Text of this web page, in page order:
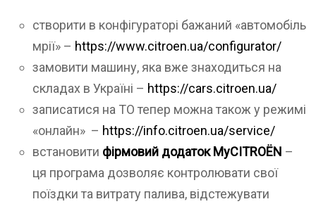
створити в конфігураторі бажаний «автомобіль
мрії» – https://www.citroen.ua/configurator/
замовити машину, яка вже знаходиться на
складах в Україні – https://cars.citroen.ua/
записатися на ТО тепер можна також у режимі
«онлайн» – https://info.citroen.ua/service/
встановити фірмовий додаток MyCITROЁN –
ця програма дозволяє контролювати свої
поїздки та витрату палива, відстежувати